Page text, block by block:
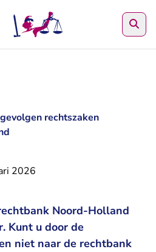
rechtszaken
2026
Noord-Holland
Kunt u door de
niet naar de rechtbank